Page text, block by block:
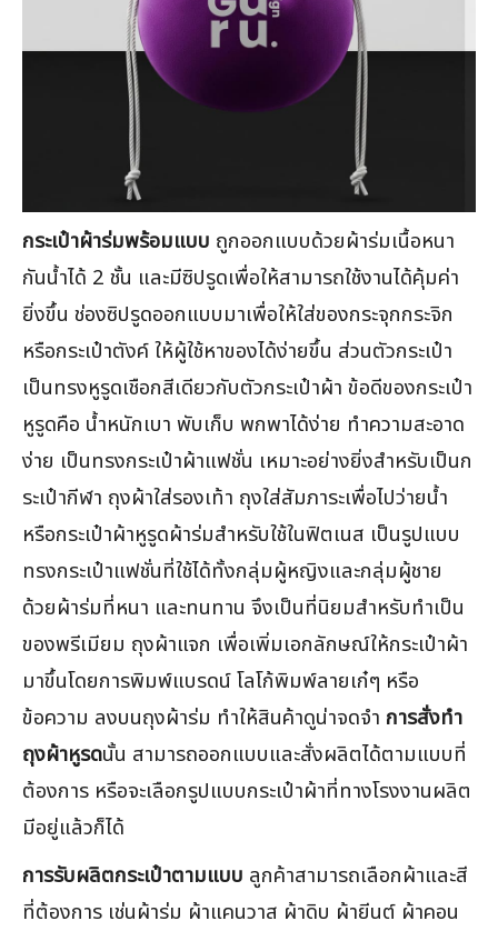
กระเป๋าผ้าร่มพร้อมแบบ ถูกออกแบบด้วยผ้าร่มเนื้อหนา
กันน้ำได้ 2 ชั้น และมีซิปรูดเพื่อให้สามารถใช้งานได้คุ้มค่า
ยิ่งขึ้น ช่องซิปรูดออกแบบมาเพื่อให้ใส่ของกระจุกกระจิก
หรือกระเป๋าตังค์ ให้ผู้ใช้หาของได้ง่ายขึ้น ส่วนตัวกระเป๋า
เป็นทรงหูรูดเชือกสีเดียวกับตัวกระเป๋าผ้า ข้อดีของกระเป๋า
หูรูดคือ น้ำหนักเบา พับเก็บ พกพาได้ง่าย ทำความสะอาด
ง่าย เป็นทรงกระเป๋าผ้าแฟชั่น เหมาะอย่างยิ่งสำหรับเป็นก
ระเป๋ากีฬา ถุงผ้าใส่รองเท้า ถุงใส่สัมภาระเพื่อไปว่ายน้ำ
หรือกระเป๋าผ้าหูรูดผ้าร่มสำหรับใช้ในฟิตเนส เป็นรูปแบบ
ทรงกระเป๋าแฟชั่นที่ใช้ได้ทั้งกลุ่มผู้หญิงและกลุ่มผู้ชาย
ด้วยผ้าร่มที่หนา และทนทาน จึงเป็นที่นิยมสำหรับทำเป็น
ของพรีเมียม ถุงผ้าแจก เพื่อเพิ่มเอกลักษณ์ให้กระเป๋าผ้า
มาขึ้นโดยการพิมพ์แบรดน์ โลโก้พิมพ์ลายเก๋ๆ หรือ
ข้อความ ลงบนถุงผ้าร่ม ทำให้สินค้าดูน่าจดจำ การสั่งทำ
ถุงผ้าหูรดนั้น สามารถออกแบบและสั่งผลิตได้ตามแบบที่
ต้องการ หรือจะเลือกรูปแบบกระเป๋าผ้าที่ทางโรงงานผลิต
มีอยู่แล้วก็ได้
การรับผลิตกระเป๋าตามแบบ ลูกค้าสามารถเลือกผ้าและสี
ที่ต้องการ เช่นผ้าร่ม ผ้าแคนวาส ผ้าดิบ ผ้ายีนต์ ผ้าคอน